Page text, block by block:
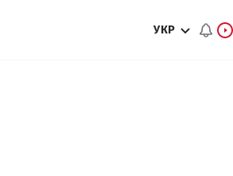
УКР